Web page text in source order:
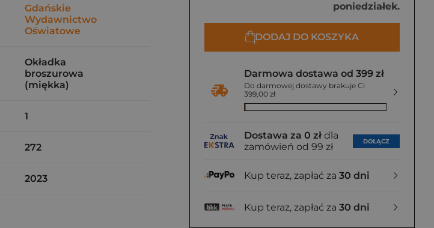
poniedziałek.
DODAJ DO KOSZYKA
Darmowa dostawa od 399 zł
Do darmowej dostawy brakuje Ci
399,00 zł
Dostawa za 0 zł dla
zamówień od 99 zł
DOŁĄCZ
Kup teraz, zapłać za 30 dni
Kup teraz, zapłać za 30 dni
Gdańskie
Wydawnictwo
Oświatowe
Okładka
broszurowa
(miękka)
1
272
2023